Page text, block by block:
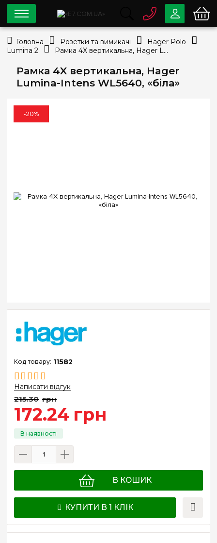
Рамка 4X вертикальна, Hager
Lumina-Intens WL5640, «біла»
-20%
11582
Написати відгук
215.30 грн
172.24 грн
В КОШИК
КУПИТИ В 1 КЛІК
0 80033-63-07
Безкоштовно
info@e7.com.ua
044334-79-78
Viber Telegram
Головна Розетки та вимикачі
Hager Polo
Lumina 2
Рамка 4X вертикальна, Hager Lumina-Intens WL5640, «біла»